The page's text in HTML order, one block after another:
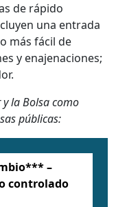
de rápido
una entrada
más fácil de
y enajenaciones;
la Bolsa como
públicas:
–
controlado